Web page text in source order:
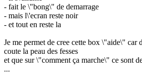
- fait le \"bong\" de demarrage
- mais l\'ecran reste noir
- et tout en reste la
Je me permet de cree cette box \"aide\" car
coute la peau des fesses
et que sur \"comment ça marche\" ce sont
...